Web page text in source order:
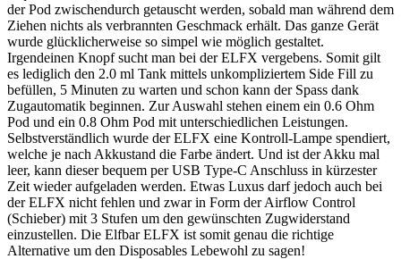
der Pod zwischendurch getauscht werden, sobald man während dem
Ziehen nichts als verbrannten Geschmack erhält. Das ganze Gerät
wurde glücklicherweise so simpel wie möglich gestaltet.
Irgendeinen Knopf sucht man bei der ELFX vergebens. Somit gilt
es lediglich den 2.0 ml Tank mittels unkompliziertem Side Fill zu
befüllen, 5 Minuten zu warten und schon kann der Spass dank
Zugautomatik beginnen. Zur Auswahl stehen einem ein 0.6 Ohm
Pod und ein 0.8 Ohm Pod mit unterschiedlichen Leistungen.
Selbstverständlich wurde der ELFX eine Kontroll-Lampe spendiert,
welche je nach Akkustand die Farbe ändert. Und ist der Akku mal
leer, kann dieser bequem per USB Type-C Anschluss in kürzester
Zeit wieder aufgeladen werden. Etwas Luxus darf jedoch auch bei
der ELFX nicht fehlen und zwar in Form der Airflow Control
(Schieber) mit 3 Stufen um den gewünschten Zugwiderstand
einzustellen. Die Elfbar ELFX ist somit genau die richtige
Alternative um den Disposables Lebewohl zu sagen!